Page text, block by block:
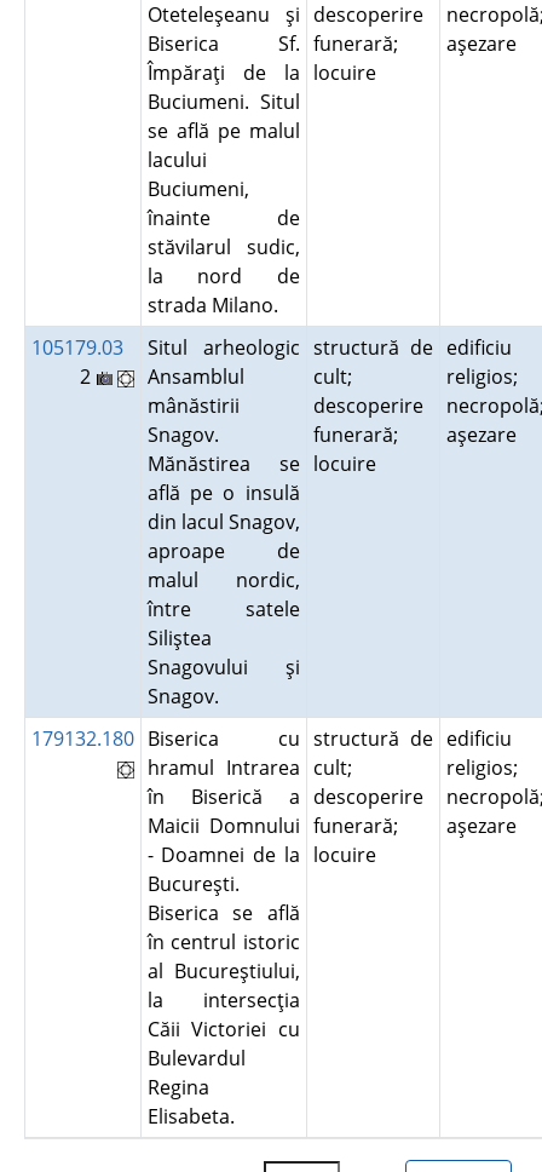
Oteteleşeanu şi
Biserica Sf.
Împăraţi de la
Buciumeni. Situl
se află pe malul
lacului
Buciumeni,
înainte de
stăvilarul sudic,
la nord de
strada Milano.
descoperire
funerară;
locuire
aşezare
105179.03
2
Situl arheologic
Ansamblul
mânăstirii
Snagov.
Mănăstirea se
află pe o insulă
din lacul Snagov,
aproape de
malul nordic,
între satele
Siliştea
Snagovului şi
Snagov.
structură de
cult;
descoperire
funerară;
locuire
edificiu
religios;
aşezare
179132.180 Biserica cu
hramul Intrarea
în Biserică a
Maicii Domnului
- Doamnei de la
Bucureşti.
Biserica se află
în centrul istoric
al Bucureştiului,
la intersecţia
Căii Victoriei cu
Bulevardul
Regina
Elisabeta.
structură de
cult;
descoperire
funerară;
locuire
edificiu
religios;
aşezare